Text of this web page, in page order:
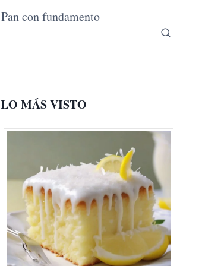
Pan con fundamento
LO MÁS VISTO